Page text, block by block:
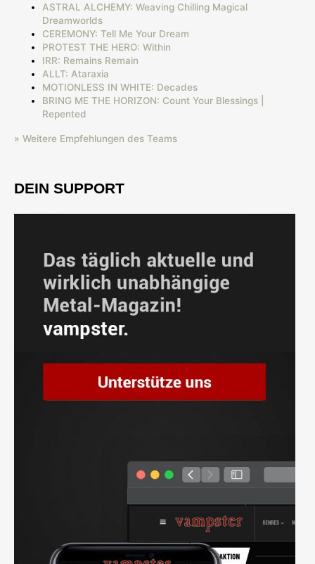
ASTRAL ALCHEMY: Weaving Chilling Magical
Dreamworlds
CEREMONY: Tell Me Your Dream
PROTEST THE HERO: Within
IRR: Remains Remain
ALLT: Ataraxia
MOTIONLESS IN WHITE: Decades
BRING ME THE HORIZON: Count Your Blessings |
Repented
» Weitere Empfehlungen des Teams
DEIN SUPPORT